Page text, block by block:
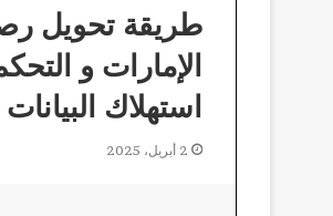
طريقة تحويل
الإمارات و
استهلاك البيانات 2025
2 أبريل، 2025